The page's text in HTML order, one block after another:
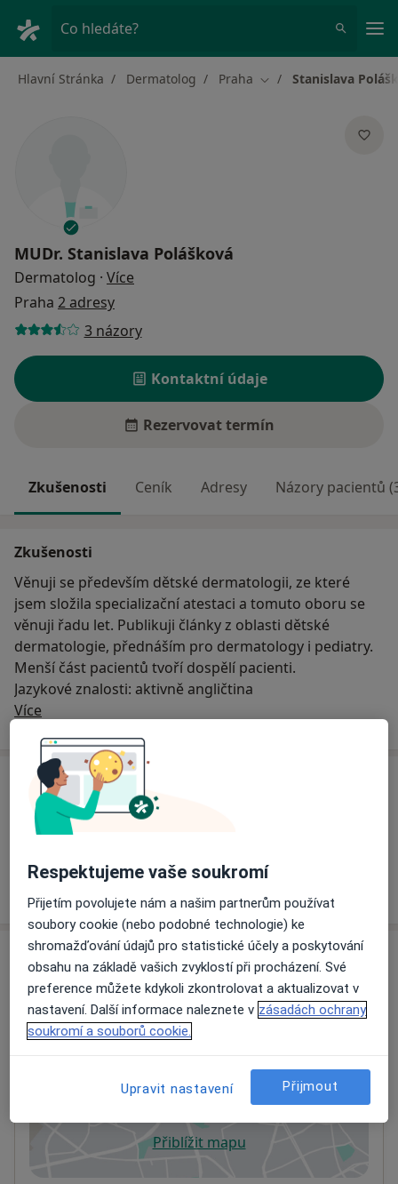
Co hledáte?
Hlavní Stránka Dermatolog Praha Změna města
Stanislava
MUDr. Stanislava Polášková
Dermatolog · Více
Praha 2 adresy
3 názory
Kontaktní údaje
Rezervovat termín
Zkušenosti Ceník Adresy Názory pacientů
Zkušenosti
Věnuji se především dětské dermatologii, ze které
jsem složila specializační atestaci a tomuto oboru se
věnuji řadu let. Publikuji články z oblasti dětské
dermatologie, přednáším pro dermatology i pediatry.
Menší část pacientů tvoří dospělí pacienti.
Jazykové znalosti: aktivně angličtina
VíceO mně
Ceník
Informace o službách a cenách nejsou k dispozici
svých službách.
Adresy (2)
Adresa 1 Adresa 2
Karlovo náměstí 32, Praha121 11
Přiblížit mapuse otevře v nové záložce
Respektujeme vaše soukromí
Přijetím povolujete nám a našim partnerům používat
soubory cookie (nebo podobné technologie) ke
shromažďování údajů pro statistické účely a poskytování
obsahu na základě vašich zvyklostí při procházení. Své
preference můžete kdykoli zkontrolovat a aktualizovat v
nastavení. Další informace naleznete v zásadách ochrany
soukromí a souborů cookie.
Upravit nastavení Přijmout